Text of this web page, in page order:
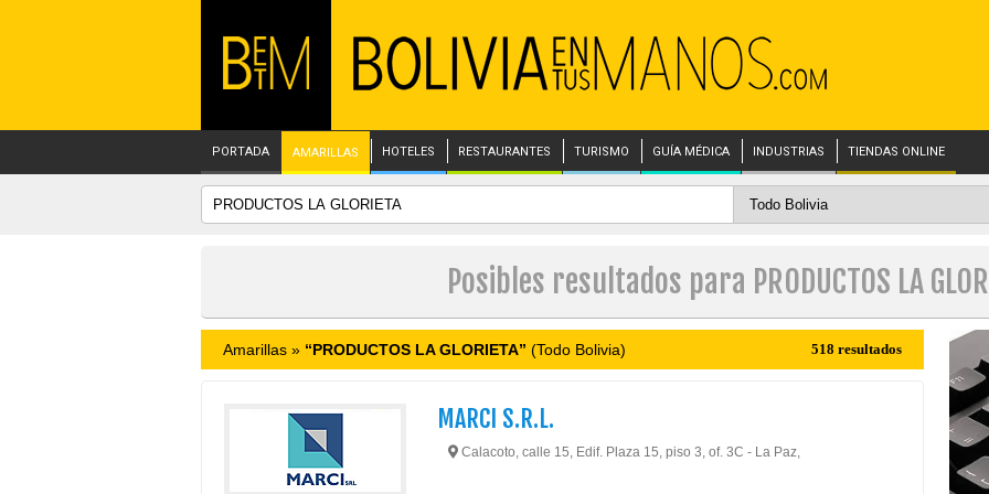
PORTADA AMARILLAS HOTELES RESTAURANTES TURISMO GUÍA MÉDICA INDUSTRIAS TIENDAS ONLINE
Posibles resultados para PRODUCTOS LA
Amarillas » “PRODUCTOS LA GLORIETA” (Todo Bolivia) 518 resultados
MARCI S.R.L.
Calacoto, calle 15, Edif. Plaza 15, piso 3, of. 3C - La Paz,